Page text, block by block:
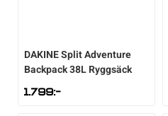
DAKINESplit Adventure
Backpack 38L Ryggsäck
1.799:-